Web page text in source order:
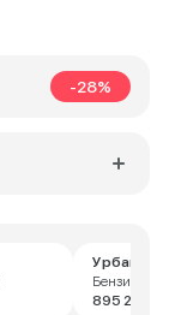
Урбан •
Бензин •
895 200 ₽
-28%